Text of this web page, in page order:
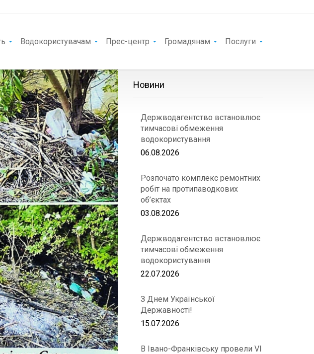
Водокористувачам Прес-центр Громадянам Послуги
Новини
Держводагентство встановлює
тимчасові обмеження
водокористування
06.08.2026
Розпочато комплекс ремонтних
робіт на протипаводкових
об’єктах
03.08.2026
Держводагентство встановлює
тимчасові обмеження
водокористування
22.07.2026
З Днем Української
Державності!
15.07.2026
В Івано-Франківську провели VІ